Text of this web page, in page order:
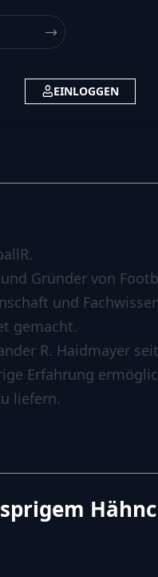
EINLOGGEN
Gründer von
und
gemacht.
R. Haidmayer
Erfahrung
liefern.